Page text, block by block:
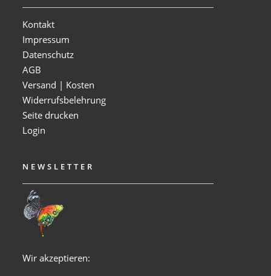
Kontakt
Impressum
Datenschutz
AGB
Versand | Kosten
Widerrufsbelehrung
Seite drucken
Login
NEWSLETTER
Wir akzeptieren: